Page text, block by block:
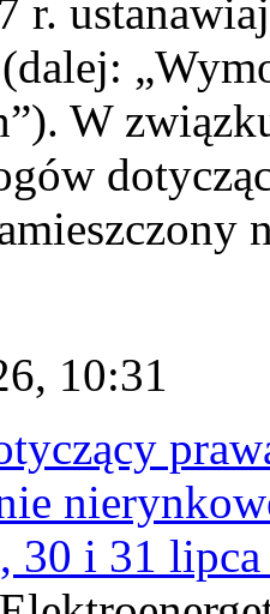
r.
W
10:31
30 i 31